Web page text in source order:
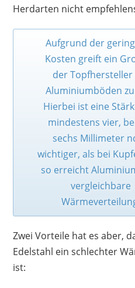
Herdarten nicht
Aufgrund der
Kosten greift ein
der Topfhersteller
Aluminiumböden
Hierbei ist eine
mindestens vier,
sechs Millimeter
wichtiger, als bei
so erreicht
vergleichbare
Zwei Vorteile hat es aber,
Edelstahl ein schlechter
ist: